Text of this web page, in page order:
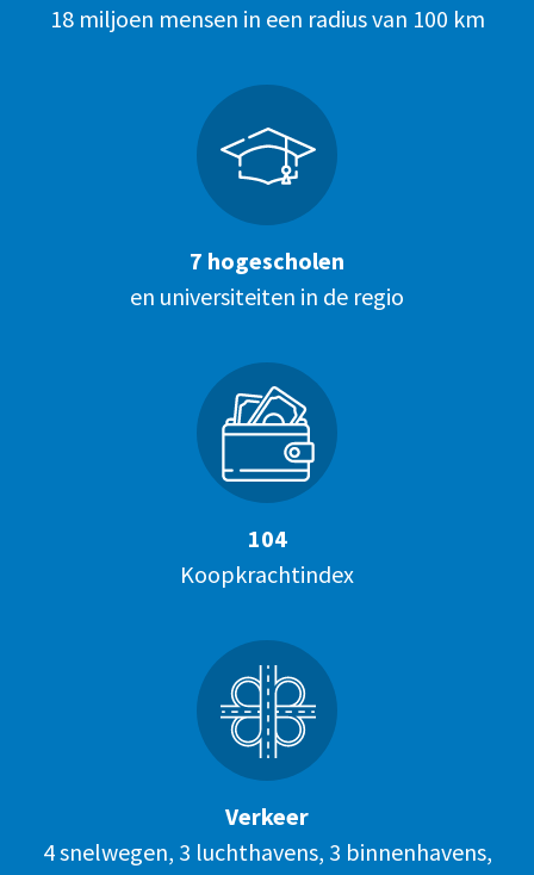
18 miljoen mensen in een radius van 100 km
7 hogescholen
en universiteiten in de regio
104
Koopkrachtindex
Verkeer
4 snelwegen, 3 luchthavens, 3 binnenhavens,